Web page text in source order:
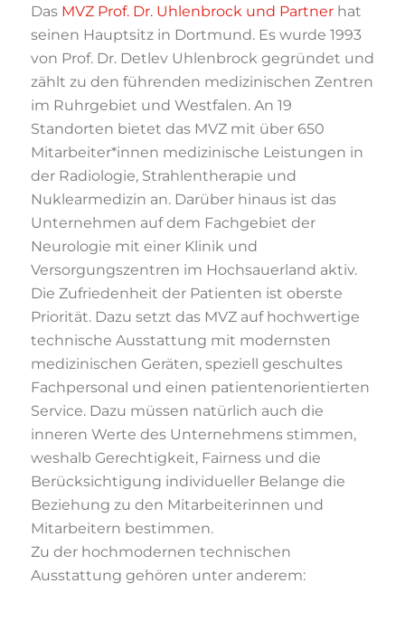
Das MVZ Prof. Dr. Uhlenbrock und Partner hat
seinen Hauptsitz in Dortmund. Es wurde 1993
von Prof. Dr. Detlev Uhlenbrock gegründet und
zählt zu den führenden medizinischen Zentren
im Ruhrgebiet und Westfalen. An 19
Standorten bietet das MVZ mit über 650
Mitarbeiter*innen medizinische Leistungen in
der Radiologie, Strahlentherapie und
Nuklearmedizin an. Darüber hinaus ist das
Unternehmen auf dem Fachgebiet der
Neurologie mit einer Klinik und
Versorgungszentren im Hochsauerland aktiv.
Die Zufriedenheit der Patienten ist oberste
Priorität. Dazu setzt das MVZ auf hochwertige
technische Ausstattung mit modernsten
medizinischen Geräten, speziell geschultes
Fachpersonal und einen patientenorientierten
Service. Dazu müssen natürlich auch die
inneren Werte des Unternehmens stimmen,
weshalb Gerechtigkeit, Fairness und die
Berücksichtigung individueller Belange die
Beziehung zu den Mitarbeiterinnen und
Mitarbeitern bestimmen.
Zu der hochmodernen technischen
Ausstattung gehören unter anderem: